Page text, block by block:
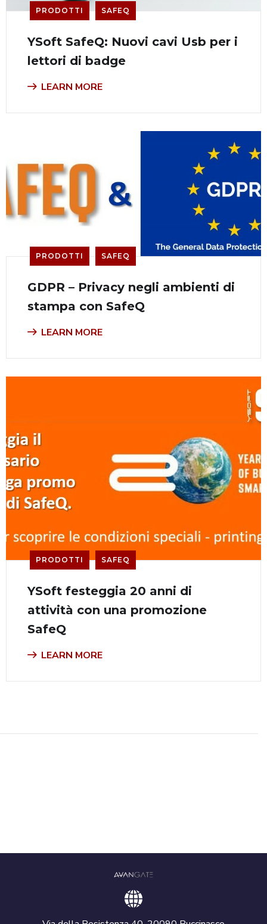
PRODOTTI SAFEQ
YSoft SafeQ: Nuovi cavi Usb per i
lettori di badge
LEARN MORE
PRODOTTI SAFEQ
GDPR – Privacy negli ambienti di
stampa con SafeQ
LEARN MORE
PRODOTTI SAFEQ
YSoft festeggia 20 anni di
attività con una promozione
SafeQ
LEARN MORE